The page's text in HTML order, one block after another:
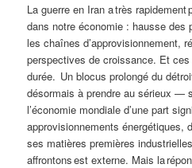
La guerre en Iran a très rapidement
dans notre économie : hausse des
les chaînes d’approvisionnement,
perspectives de croissance. Et
durée. Un blocus prolongé du
désormais à prendre au sérieux —
l’économie mondiale d’une part
approvisionnements énergétiques,
ses matières premières
affrontons est externe. Mais la